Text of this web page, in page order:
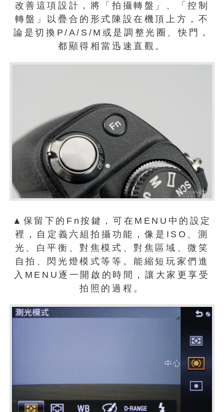
改善這項設計，將「拍攝轉盤」、「控制
轉盤」以疊合的形式陳設在機頂上方，不
論是切換P/A/S/M或是調整光圈、快門，
都顯得相當迅速直觀。
▲保留下的Fn按鍵，可在MENU中的設定
裡，自定義六組拍攝功能，像是ISO、測
光、白平衡、對焦模式、對焦區域、微笑
自拍、閃光燈模式等等。能縮短玩家們進
入MENU逐一開啟的時間，讓大家更享受
拍照的過程。